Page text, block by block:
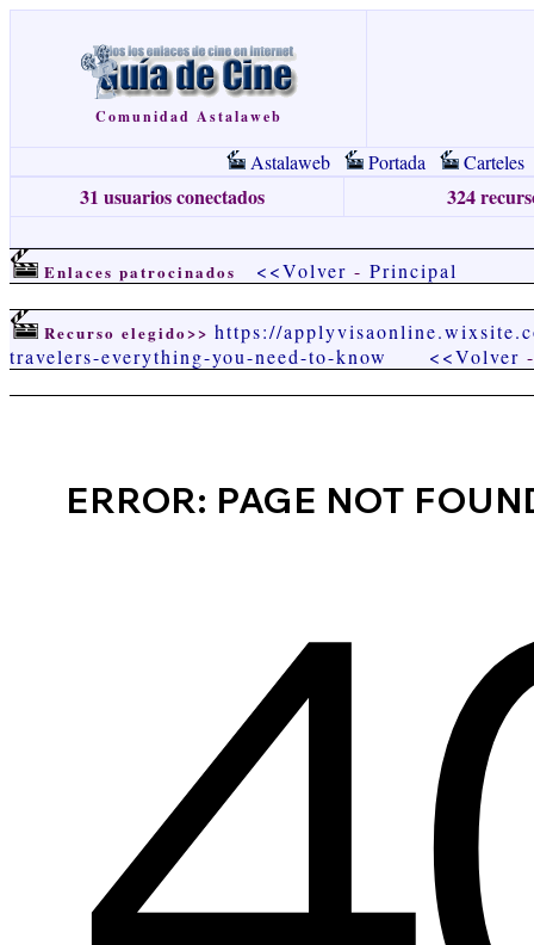
Comunidad Astalaweb
Astalaweb Portada Carteles
31 usuarios conectados 324
Enlaces patrocinados <<Volver - Principal
Recurso elegido>> https://
travelers-everything-you-need-to-know
<<Volver